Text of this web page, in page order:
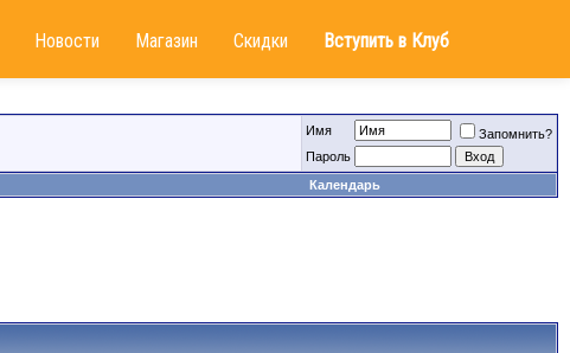
Новости Магазин Скидки Вступить в Клуб
Имя
Запомнить?
Пароль
Календарь